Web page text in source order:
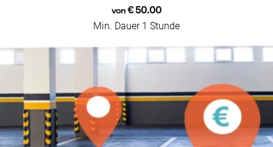
von€ 50.00
Min. Dauer 1 Stunde